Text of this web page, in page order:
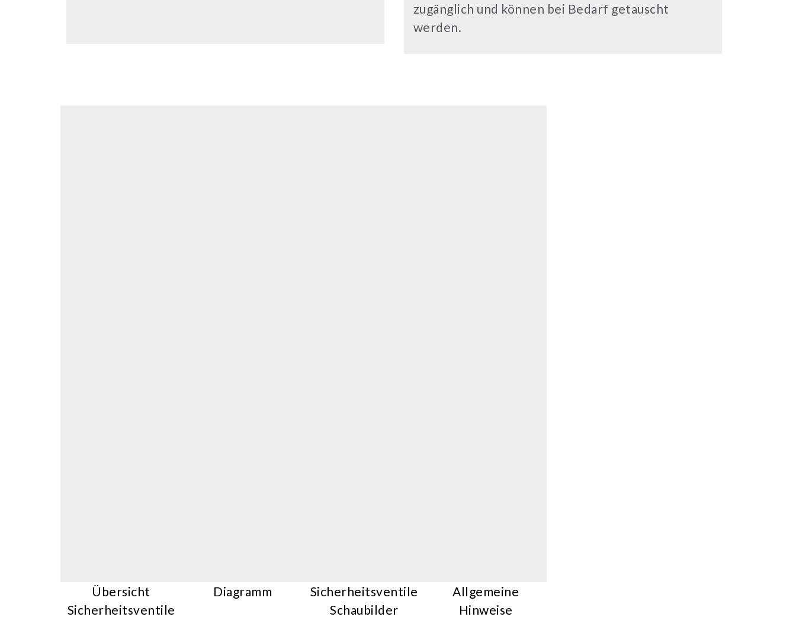
zugänglich und können bei Bedarf getauscht
werden.
Übersicht
Sicherheitsventile
Diagramm
Sicherheitsventile
Schaubilder
Allgemeine
Hinweise